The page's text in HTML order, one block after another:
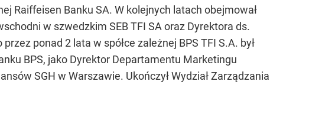
Raiffeisen Banku SA. W kolejnych latach obejmował
w szwedzkim SEB TFI SA oraz Dyrektora ds.
ponad 2 lata w spółce zależnej BPS TFI S.A. był
BPS, jako Dyrektor Departamentu Marketingu
SGH w Warszawie. Ukończył Wydział Zarządzania